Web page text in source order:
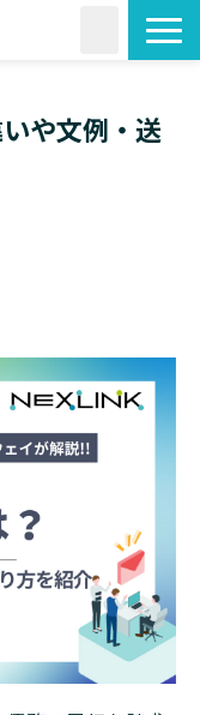
や文例・送